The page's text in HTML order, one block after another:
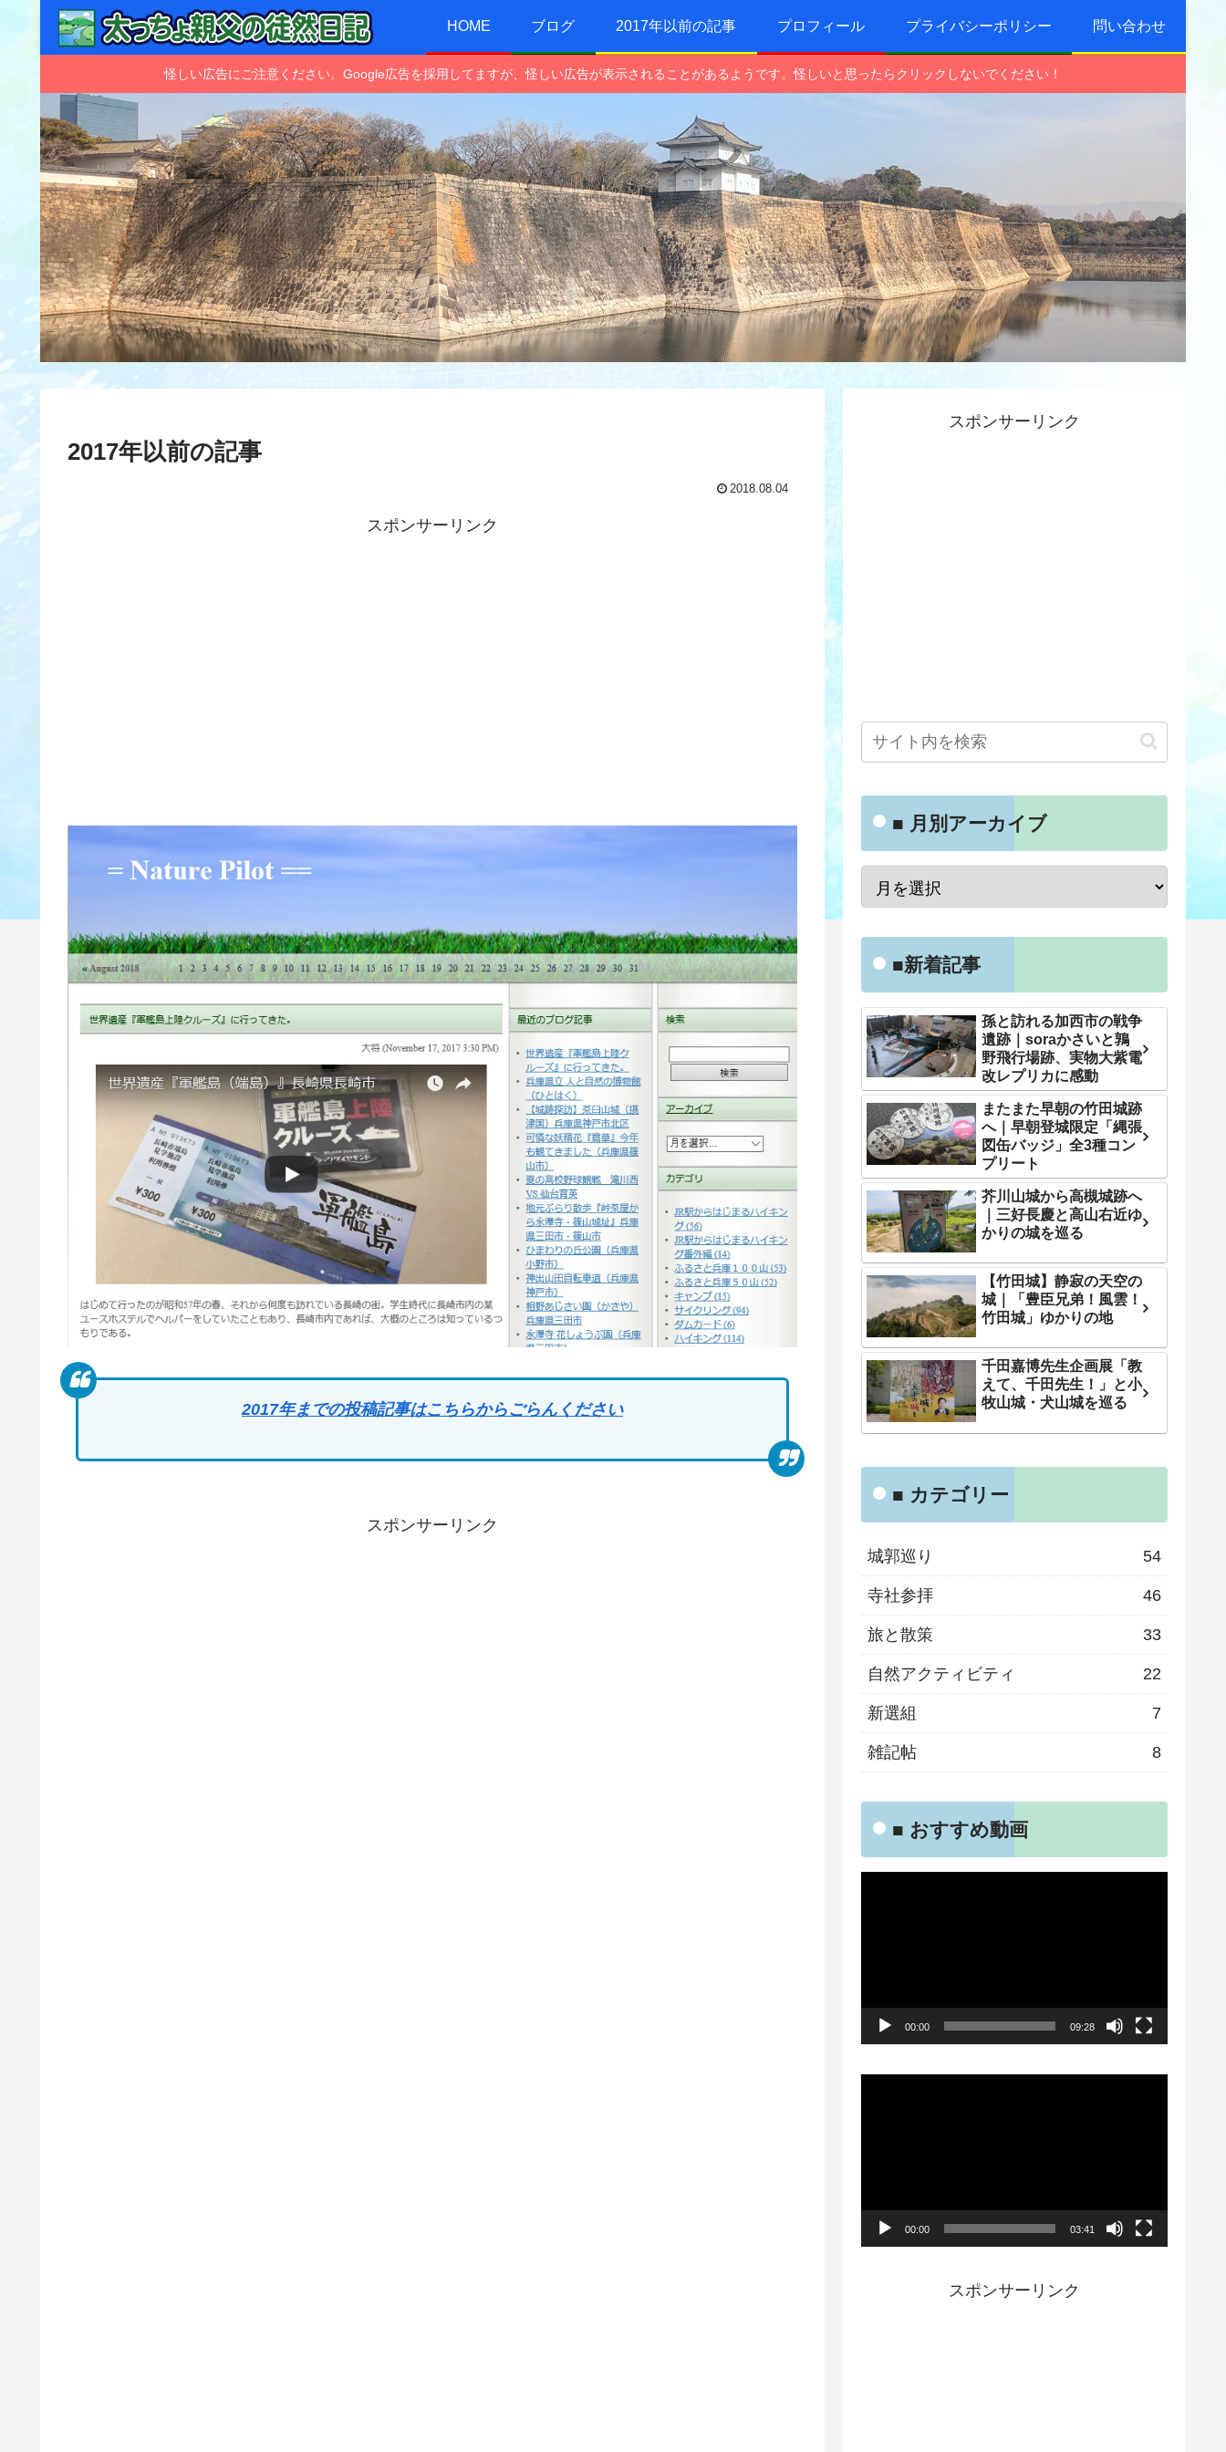
HOME ブログ 2017年以前の記事 プロフィール プライバシーポリシー 問い合わせ
怪しい広告にご注意ください。Google広告を採用してますが、怪しい広告が表示されることがあるようです。怪しいと思ったらクリックしないでください！
2017年以前の記事
2018.08.04
スポンサーリンク
2017年までの投稿記事はこちらからごらんください
スポンサーリンク
スポンサーリンク
■ 月別アーカイブ
■新着記事
孫と訪れる加西市の戦争
遺跡｜soraかさいと鶉
野飛行場跡、実物大紫電
改レプリカに感動
またまた早朝の竹田城跡
へ｜早朝登城限定「縄張
図缶バッジ」全3種コン
プリート
芥川山城から高槻城跡へ
｜三好長慶と高山右近ゆ
かりの城を巡る
【竹田城】静寂の天空の
城｜「豊臣兄弟！風雲！
竹田城」ゆかりの地
千田嘉博先生企画展「教
えて、千田先生！」と小
牧山城・犬山城を巡る
■ カテゴリー
城郭巡り 54
寺社参拝 46
旅と散策 33
自然アクティビティ 22
新選組 7
雑記帖 8
■ おすすめ動画
00:00 09:28
00:00 03:41
スポンサーリンク